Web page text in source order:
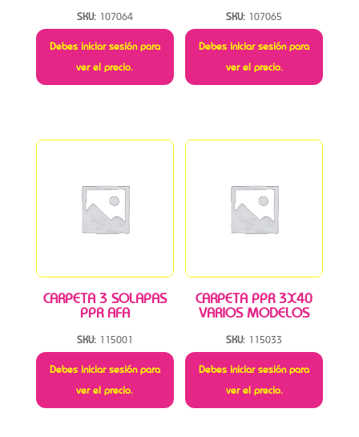
SKU: 107064
Debes iniciar sesión para
ver el precio.
SKU: 107065
Debes iniciar sesión para
ver el precio.
CARPETA 3 SOLAPAS
PPR AFA
SKU: 115001
Debes iniciar sesión para
ver el precio.
CARPETA PPR 3X40
VARIOS MODELOS
SKU: 115033
Debes iniciar sesión para
ver el precio.